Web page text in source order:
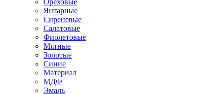
Янтарные
Сиреневые
Салатовые
Фиолетовые
Мятные
Золотые
Синие
Материал
МДФ
Эмаль